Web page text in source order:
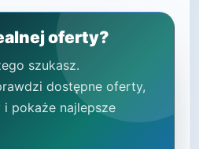
oferty?
szukasz.
dostępne oferty,
pokaże najlepsze